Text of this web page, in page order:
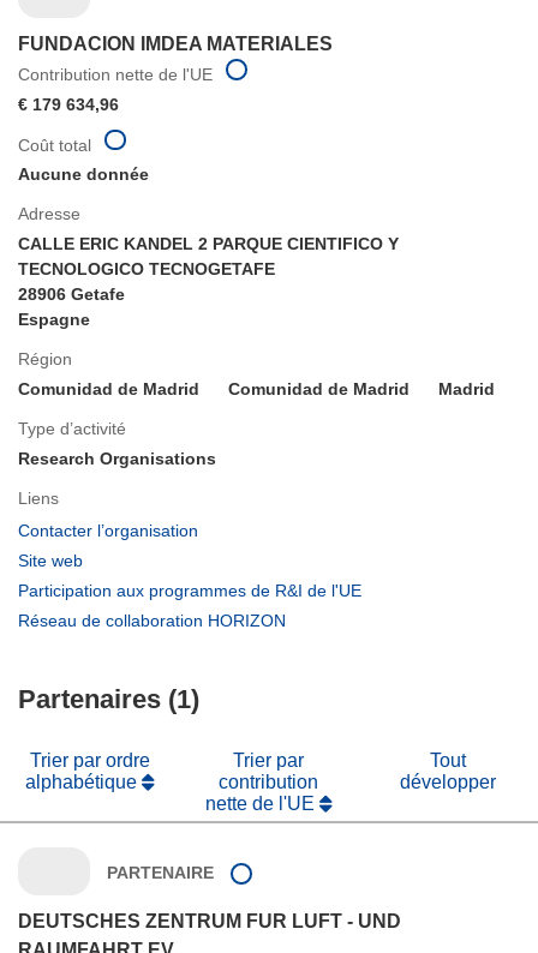
FUNDACION IMDEA MATERIALES
Contribution nette de l'UE
€ 179 634,96
Adresse
CALLE ERIC KANDEL 2 PARQUE CIENTIFICO Y
TECNOLOGICO TECNOGETAFE
28906 Getafe
Espagne
Région
Comunidad de Madrid
Comunidad de Madrid Madrid
Type d’activité
Research Organisations
Liens
Contacter l’organisation
fenêtre)
Site web
dans
une
Participation aux programmes de R&I de l'UE
Réseau de collaboration HORIZON
Coût total
Aucune donnée
Partenaires (1)
Trier par ordre
alphabétique
Trier par
contribution
nette de l'UE
Tout
développer
PARTENAIRE
DEUTSCHES ZENTRUM FUR LUFT - UND